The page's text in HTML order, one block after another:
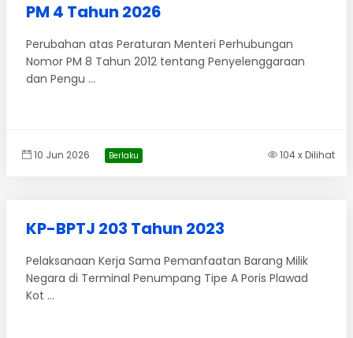
PM 4 Tahun 2026
Perubahan atas Peraturan Menteri Perhubungan
Nomor PM 8 Tahun 2012 tentang Penyelenggaraan
dan Pengu ...
10 Jun 2026 Berlaku 104 x Dilihat
KP-BPTJ 203 Tahun 2023
Pelaksanaan Kerja Sama Pemanfaatan Barang Milik
Negara di Terminal Penumpang Tipe A Poris Plawad
Kot ...